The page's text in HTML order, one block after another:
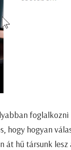
hogyan
át hű társunk